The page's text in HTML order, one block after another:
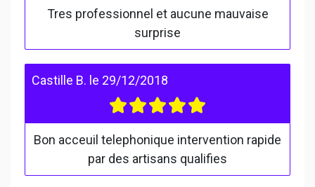
Tres professionnel et aucune mauvaise
surprise
Castille B. le 29/12/2018
Bon acceuil telephonique intervention rapide
par des artisans qualifies